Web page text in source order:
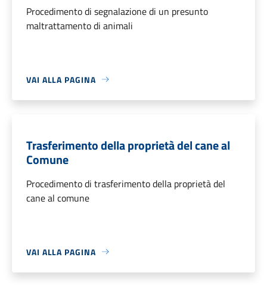
Procedimento di segnalazione di un presunto
maltrattamento di animali
VAI ALLA PAGINA
Trasferimento della proprietà del cane al
Comune
Procedimento di trasferimento della proprietà del
cane al comune
VAI ALLA PAGINA